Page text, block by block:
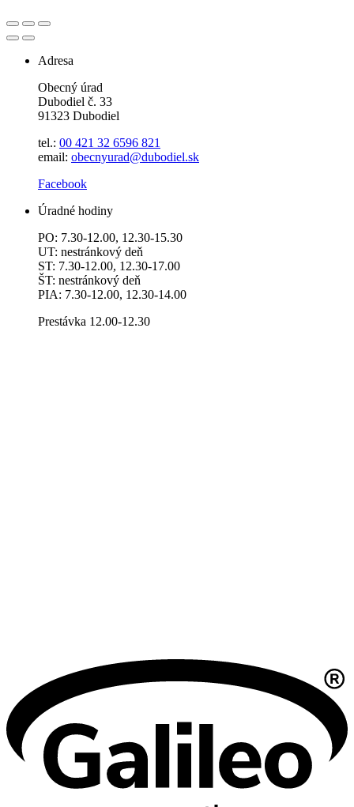
Adresa
Obecný úrad
Dubodiel č. 33
91323 Dubodiel
tel.: 00 421 32 6596 821
email: obecnyurad@dubodiel.sk
Facebook
Úradné hodiny
PO: 7.30-12.00, 12.30-15.30
UT: nestránkový deň
ST: 7.30-12.00, 12.30-17.00
ŠT: nestránkový deň
PIA: 7.30-12.00, 12.30-14.00
Prestávka 12.00-12.30